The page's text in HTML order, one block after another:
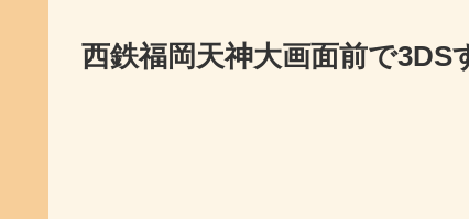
西鉄福岡天神大画面前で3DS